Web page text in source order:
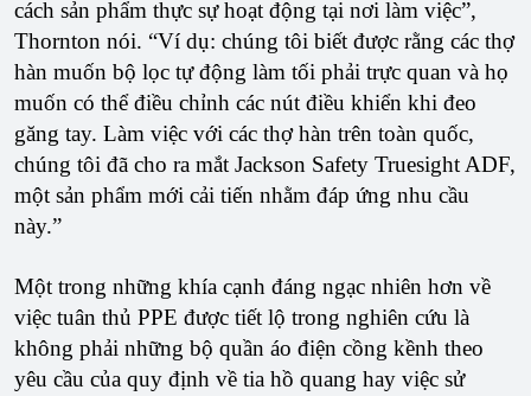
cách sản phẩm thực sự hoạt động tại nơi làm việc”,
Thornton nói. “Ví dụ: chúng tôi biết được rằng các thợ
hàn muốn bộ lọc tự động làm tối phải trực quan và họ
muốn có thể điều chỉnh các nút điều khiển khi đeo
găng tay. Làm việc với các thợ hàn trên toàn quốc,
chúng tôi đã cho ra mắt Jackson Safety Truesight ADF,
một sản phẩm mới cải tiến nhằm đáp ứng nhu cầu
này.”
Một trong những khía cạnh đáng ngạc nhiên hơn về
việc tuân thủ PPE được tiết lộ trong nghiên cứu là
không phải những bộ quần áo điện cồng kềnh theo
yêu cầu của quy định về tia hồ quang hay việc sử